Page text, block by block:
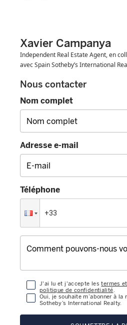
Xavier Campanya
Independent Real Estate Agent, en
avec Spain Sotheby’s International
Nous contacter
Nom complet
Adresse e-mail
Téléphone
J'ai lu et j'accepte lestermes
politique de confidentialité.
Oui, je souhaite m’abonner à la
Sotheby’s International Realty.